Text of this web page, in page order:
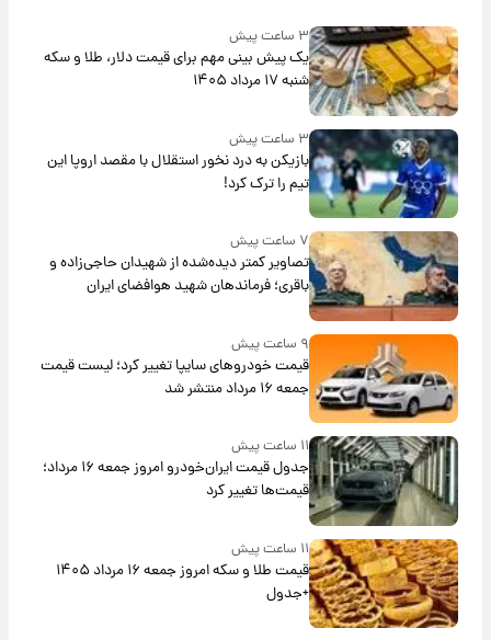
۳ ساعت پیش
یک پیش ‌بینی مهم برای قیمت دلار، طلا و سکه
شنبه ۱۷ مرداد ۱۴۰۵
۳ ساعت پیش
بازیکن به درد نخور استقلال با مقصد اروپا این
تیم را ترک کرد!
۷ ساعت پیش
تصاویر کمتر دیده‌شده از شهیدان حاجی‌زاده و
باقری؛ فرماندهان شهید هوافضای ایران
۹ ساعت پیش
قیمت خودروهای سایپا تغییر کرد؛ لیست قیمت
جمعه ۱۶ مرداد منتشر شد
۱۱ ساعت پیش
جدول قیمت ایران‌خودرو امروز جمعه ۱۶ مرداد؛
قیمت‌ها تغییر کرد
۱۱ ساعت پیش
قیمت طلا و سکه امروز جمعه ۱۶ مرداد ۱۴۰۵
+جدول